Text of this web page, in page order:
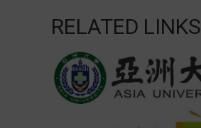
RELATED LINKS